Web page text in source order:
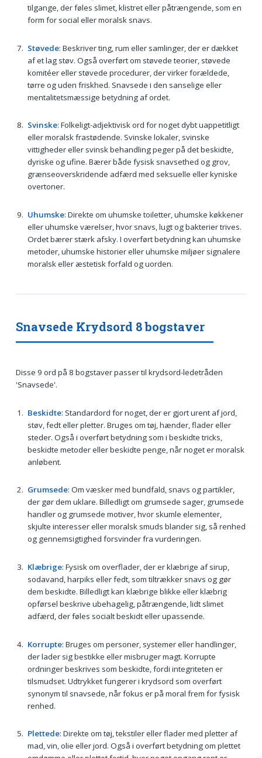
tilgange, der føles slimet, klistret eller påtrængende, som en
form for social eller moralsk snavs.
Støvede: Beskriver ting, rum eller samlinger, der er dækket
af et lag støv. Også overført om støvede teorier, støvede
komitéer eller støvede procedurer, der virker forældede,
tørre og uden friskhed. Snavsede i den sanselige eller
mentalitetsmæssige betydning af ordet.
Svinske: Folkeligt-adjektivisk ord for noget dybt uappetitligt
eller moralsk frastødende. Svinske lokaler, svinske
vittigheder eller svinsk behandling peger på det beskidte,
dyriske og ufine. Bærer både fysisk snavsethed og grov,
grænseoverskridende adfærd med seksuelle eller kyniske
overtoner.
Uhumske: Direkte om uhumske toiletter, uhumske køkkener
eller uhumske værelser, hvor snavs, lugt og bakterier trives.
Ordet bærer stærk afsky. I overført betydning kan uhumske
metoder, uhumske historier eller uhumske miljøer signalere
moralsk eller æstetisk forfald og uorden.
Snavsede Krydsord 8 bogstaver
Disse 9 ord på 8 bogstaver passer til krydsord-ledetråden
'Snavsede'.
Beskidte: Standardord for noget, der er gjort urent af jord,
støv, fedt eller pletter. Bruges om tøj, hænder, flader eller
steder. Også i overført betydning som i beskidte tricks,
beskidte metoder eller beskidte penge, når noget er moralsk
anløbent.
Grumsede: Om væsker med bundfald, snavs og partikler,
der gør dem uklare. Billedligt om grumsede sager, grumsede
handler og grumsede motiver, hvor skumle elementer,
skjulte interesser eller moralsk smuds blander sig, så renhed
og gennemsigtighed forsvinder fra vurderingen.
Klæbrige: Fysisk om overflader, der er klæbrige af sirup,
sodavand, harpiks eller fedt, som tiltrækker snavs og gør
dem beskidte. Billedligt kan klæbrige blikke eller klæbrig
opførsel beskrive ubehagelig, påtrængende, lidt slimet
adfærd, der føles socialt beskidt eller upassende.
Korrupte: Bruges om personer, systemer eller handlinger,
der lader sig bestikke eller misbruger magt. Korrupte
ordninger beskrives som beskidte, fordi integriteten er
tilsmudset. Udtrykket fungerer i krydsord som overført
synonym til snavsede, når fokus er på moral frem for fysisk
renhed.
Plettede: Direkte om tøj, tekstiler eller flader med pletter af
mad, vin, olie eller jord. Også i overført betydning om plettet